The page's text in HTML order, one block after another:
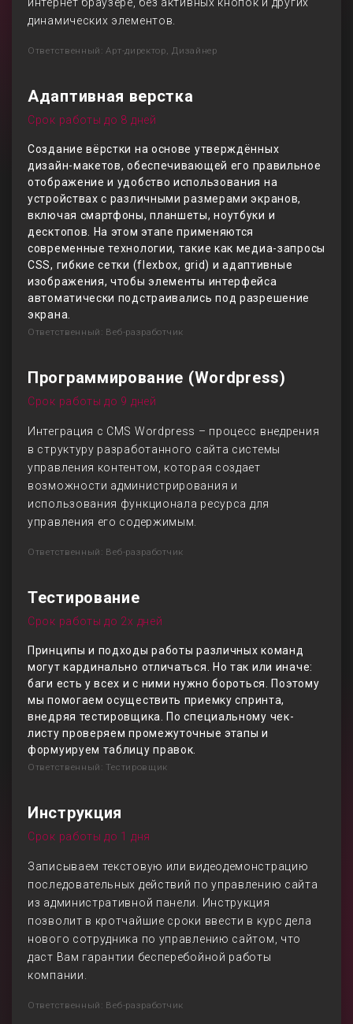
динамических элементов.
Ответственный: Арт-директор, Дизайнер
Адаптивная верстка
Срок работы до 8 дней
Создание вёрстки на основе утверждённых
дизайн-макетов, обеспечивающей его правильное
отображение и удобство использования на
устройствах с различными размерами экранов,
включая смартфоны, планшеты, ноутбуки и
десктопов. На этом этапе применяются
современные технологии, такие как медиа-запросы
CSS, гибкие сетки (flexbox, grid) и адаптивные
изображения, чтобы элементы интерфейса
автоматически подстраивались под разрешение
экрана.
Ответственный: Веб-разработчик
Программирование (Wordpress)
Срок работы до 9 дней
Интеграция с CMS Wordpress – процесс внедрения
в структуру разработанного сайта системы
управления контентом, которая создает
возможности администрирования и
использования функционала ресурса для
управления его содержимым.
Ответственный: Веб-разработчик
Тестирование
Срок работы до 2х дней
Принципы и подходы работы различных команд
могут кардинально отличаться. Но так или иначе:
баги есть у всех и с ними нужно бороться. Поэтому
мы помогаем осуществить приемку спринта,
внедряя тестировщика. По специальному чек-
листу проверяем промежуточные этапы и
формуируем таблицу правок.
Ответственный: Тестировщик
Инструкция
Срок работы до 1 дня
Записываем текстовую или видеодемонстрацию
последовательных действий по управлению сайта
из административной панели. Инструкция
позволит в кротчайшие сроки ввести в курс дела
нового сотрудника по управлению сайтом, что
даст Вам гарантии бесперебойной работы
компании.
Ответственный: Веб-разработчик